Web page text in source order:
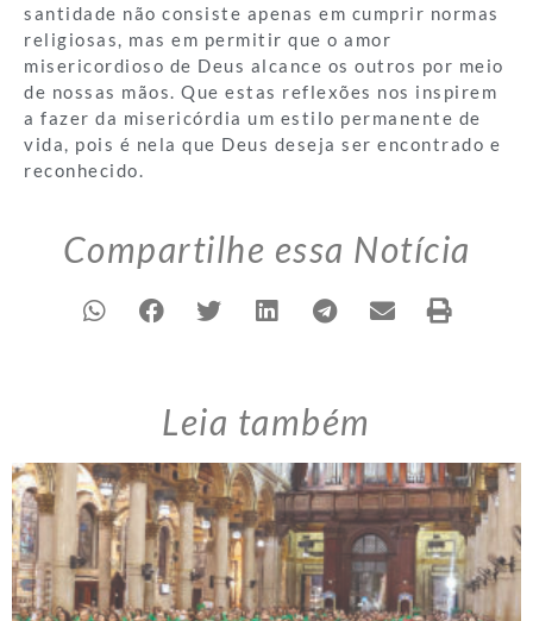
santidade não consiste apenas em cumprir normas
religiosas, mas em permitir que o amor
misericordioso de Deus alcance os outros por meio
de nossas mãos. Que estas reflexões nos inspirem
a fazer da misericórdia um estilo permanente de
vida, pois é nela que Deus deseja ser encontrado e
reconhecido.
Compartilhe essa Notícia
Leia também